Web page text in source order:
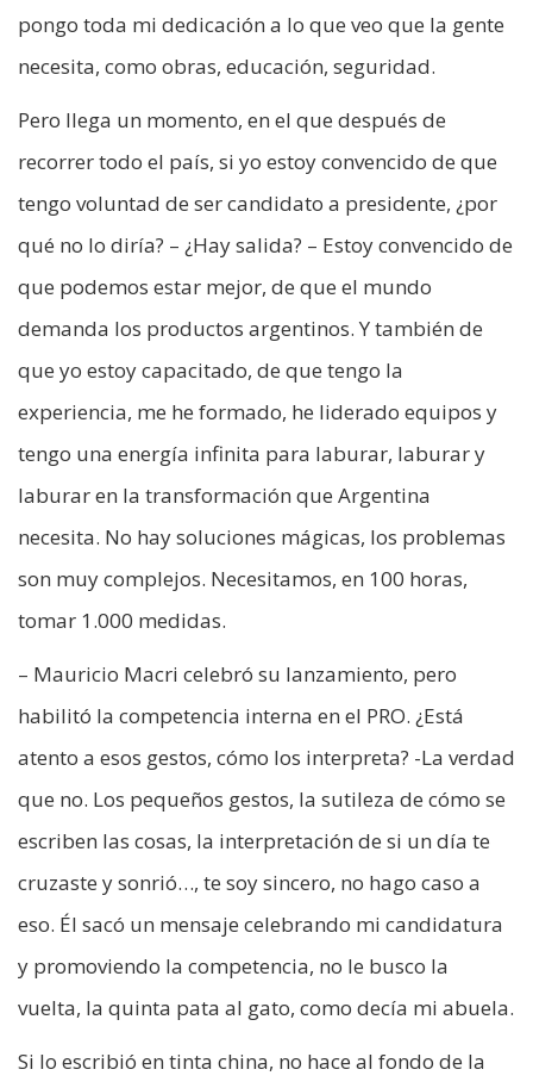
pongo toda mi dedicación a lo que veo que la gente
necesita, como obras, educación, seguridad.
Pero llega un momento, en el que después de
recorrer todo el país, si yo estoy convencido de que
tengo voluntad de ser candidato a presidente, ¿por
qué no lo diría? – ¿Hay salida? – Estoy convencido de
que podemos estar mejor, de que el mundo
demanda los productos argentinos. Y también de
que yo estoy capacitado, de que tengo la
experiencia, me he formado, he liderado equipos y
tengo una energía infinita para laburar, laburar y
laburar en la transformación que Argentina
necesita. No hay soluciones mágicas, los problemas
son muy complejos. Necesitamos, en 100 horas,
tomar 1.000 medidas.
– Mauricio Macri celebró su lanzamiento, pero
habilitó la competencia interna en el PRO. ¿Está
atento a esos gestos, cómo los interpreta? -La verdad
que no. Los pequeños gestos, la sutileza de cómo se
escriben las cosas, la interpretación de si un día te
cruzaste y sonrió…, te soy sincero, no hago caso a
eso. Él sacó un mensaje celebrando mi candidatura
y promoviendo la competencia, no le busco la
vuelta, la quinta pata al gato, como decía mi abuela.
Si lo escribió en tinta china, no hace al fondo de la